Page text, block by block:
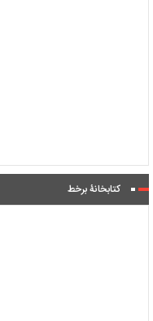
کتابخانۀ برخط